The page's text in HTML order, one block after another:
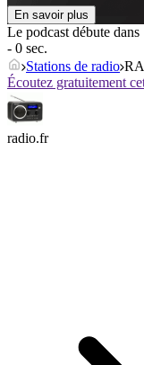
En savoir plus
Le podcast débute dans
- 0 sec.
Stations de radio
Écoutez gratuitement
radio.fr